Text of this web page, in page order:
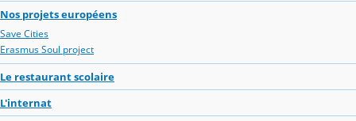
Nos projets européens
Save Cities
Erasmus Soul project
Le restaurant scolaire
L'internat